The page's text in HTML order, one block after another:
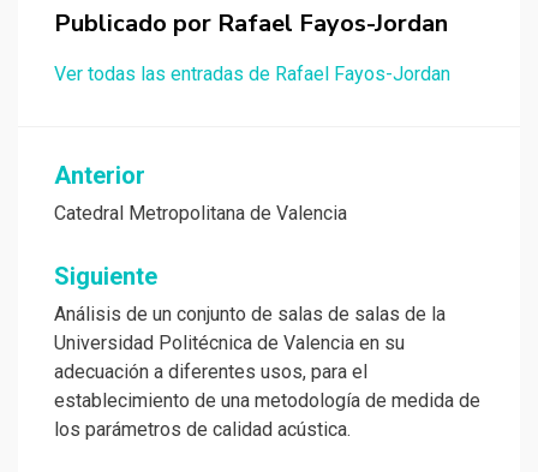
Publicado por Rafael Fayos-Jordan
Ver todas las entradas de Rafael Fayos-Jordan
Navegación
de
entradas
Anterior
Catedral Metropolitana de Valencia
Siguiente
Análisis de un conjunto de salas de salas de la
Universidad Politécnica de Valencia en su
adecuación a diferentes usos, para el
establecimiento de una metodología de medida de
los parámetros de calidad acústica.